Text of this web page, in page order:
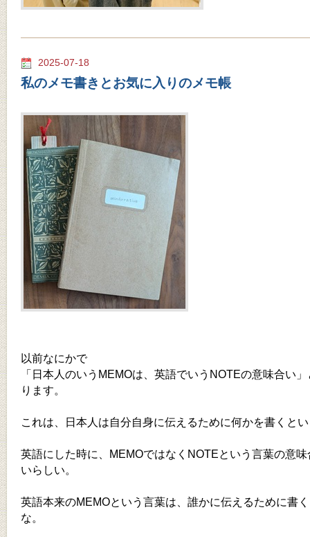
2025-07-18
私のメモ書きとお気に入りのメモ帳
以前なにかで
「日本人のいうMEMOは、英語でいうNOTEの意味合い
ります。
これは、日本人は自分自身に伝えるために何かを書くと
英語にした時に、MEMOではなくNOTEという言葉の意
いらしい。
英語本来のMEMOという言葉は、誰かに伝えるために書
な。